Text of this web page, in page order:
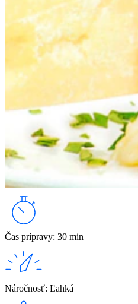
Čas prípravy: 30 min
Náročnosť: Ľahká